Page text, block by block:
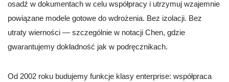
osadź w dokumentach w celu współpracy i utrzymuj wzajemnie
powiązane modele gotowe do wdrożenia. Bez izolacji. Bez
utraty wierności — szczególnie w notacji Chen, gdzie
gwarantujemy dokładność jak w podręcznikach.
Od 2002 roku budujemy funkcje klasy enterprise: współpraca